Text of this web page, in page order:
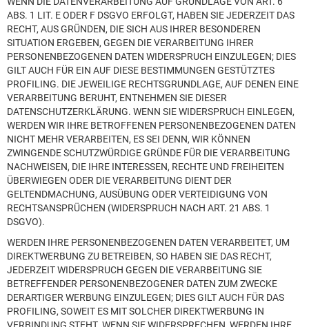
ABS. 1 LIT. E ODER F DSGVO ERFOLGT, HABEN SIE JEDERZEIT DAS
RECHT, AUS GRÜNDEN, DIE SICH AUS IHRER BESONDEREN
SITUATION ERGEBEN, GEGEN DIE VERARBEITUNG IHRER
PERSONENBEZOGENEN DATEN WIDERSPRUCH EINZULEGEN; DIES
GILT AUCH FÜR EIN AUF DIESE BESTIMMUNGEN GESTÜTZTES
PROFILING. DIE JEWEILIGE RECHTSGRUNDLAGE, AUF DENEN EINE
VERARBEITUNG BERUHT, ENTNEHMEN SIE DIESER
DATENSCHUTZERKLÄRUNG. WENN SIE WIDERSPRUCH EINLEGEN,
WERDEN WIR IHRE BETROFFENEN PERSONENBEZOGENEN DATEN
NICHT MEHR VERARBEITEN, ES SEI DENN, WIR KÖNNEN
ZWINGENDE SCHUTZWÜRDIGE GRÜNDE FÜR DIE VERARBEITUNG
NACHWEISEN, DIE IHRE INTERESSEN, RECHTE UND FREIHEITEN
ÜBERWIEGEN ODER DIE VERARBEITUNG DIENT DER
GELTENDMACHUNG, AUSÜBUNG ODER VERTEIDIGUNG VON
RECHTSANSPRÜCHEN (WIDERSPRUCH NACH ART. 21 ABS. 1
DSGVO).
WERDEN IHRE PERSONENBEZOGENEN DATEN VERARBEITET, UM
DIREKTWERBUNG ZU BETREIBEN, SO HABEN SIE DAS RECHT,
JEDERZEIT WIDERSPRUCH GEGEN DIE VERARBEITUNG SIE
BETREFFENDER PERSONENBEZOGENER DATEN ZUM ZWECKE
DERARTIGER WERBUNG EINZULEGEN; DIES GILT AUCH FÜR DAS
PROFILING, SOWEIT ES MIT SOLCHER DIREKTWERBUNG IN